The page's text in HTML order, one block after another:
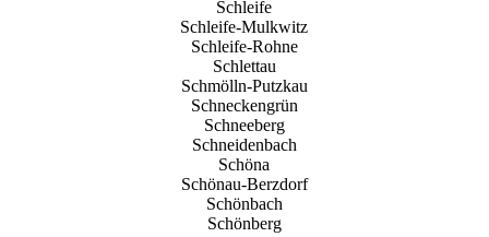
Schleife
Schleife-Mulkwitz
Schleife-Rohne
Schlettau
Schmölln-Putzkau
Schneckengrün
Schneeberg
Schneidenbach
Schöna
Schönau-Berzdorf
Schönbach
Schönberg